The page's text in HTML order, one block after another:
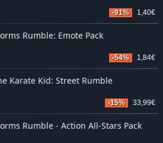
-91% 1,40€
Rumble: Emote Pack
-54% 1,84€
Karate Kid: Street Rumble
-15% 33,99€
Rumble - Action All-Stars Pack